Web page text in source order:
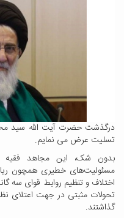
درگذشت حضرت آیت الله سید
تسلیت عرض می نمایم.
بدون شک، این مجاهد فقیه
مسئولیت‌های خطیری همچون
اختلاف و تنظیم روابط قوای
تحولات مثبتی در جهت اعتلای
گذاشتند.